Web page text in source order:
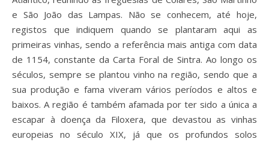
e São João das Lampas. Não se conhecem, até hoje,
registos que indiquem quando se plantaram aqui as
primeiras vinhas, sendo a referência mais antiga com data
de 1154, constante da Carta Foral de Sintra. Ao longo os
séculos, sempre se plantou vinho na região, sendo que a
sua produção e fama viveram vários períodos e altos e
baixos. A região é também afamada por ter sido a única a
escapar à doença da Filoxera, que devastou as vinhas
europeias no século XIX, já que os profundos solos